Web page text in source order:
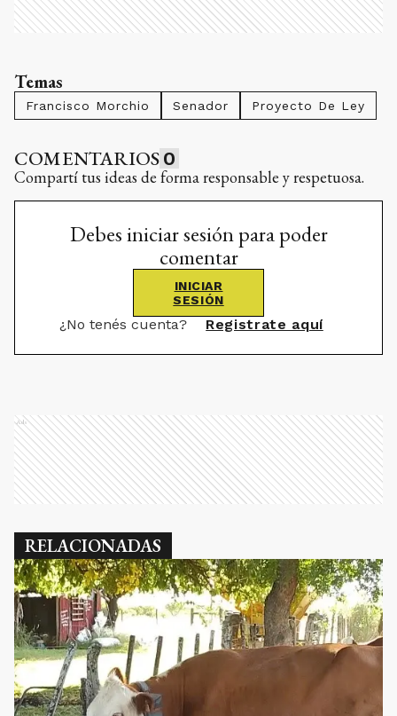
Temas
Francisco Morchio Senador Proyecto De Ley
COMENTARIOS 0
Compartí tus ideas de forma responsable y respetuosa.
Debes iniciar sesión para poder
comentar
INICIAR
SESIÓN
¿No tenés cuenta? Registrate aquí
Ads
RELACIONADAS